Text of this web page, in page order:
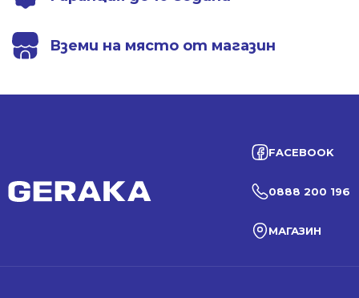
Вземи на място от магазин
FACEBOOK
0888 200 196
МАГАЗИН